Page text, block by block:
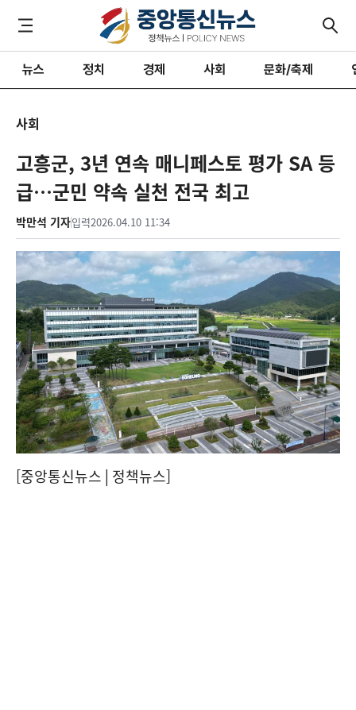
뉴스 정치 경제 사회 문화/축제
사회
고흥군, 3년 연속 매니페스토 평가 SA 등
급…군민 약속 실천 전국 최고
박만석 기자입력2026.04.10 11:34
[중앙통신뉴스│정책뉴스]